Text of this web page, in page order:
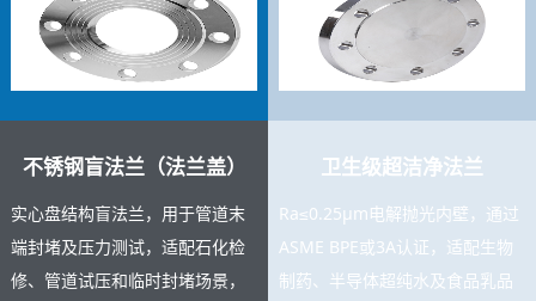
充足，支持按图定制。 测报告。
不锈钢盲法兰（法兰盖）
实心盘结构盲法兰，用于管道末
端封堵及压力测试，适配石化检
修、管道试压和临时封堵场景，
卫生级超洁净法兰
Ra≤0.25μm电解抛光内壁，通过
ASME BPE或3A认证，适配生物
制药、半导体超纯水及食品乳品